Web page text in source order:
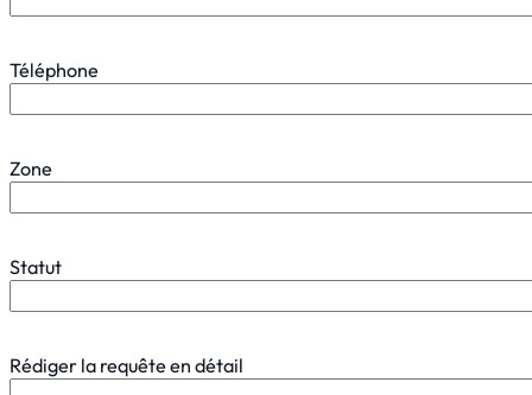
Téléphone
Zone
Statut
Rédiger la requête en détail